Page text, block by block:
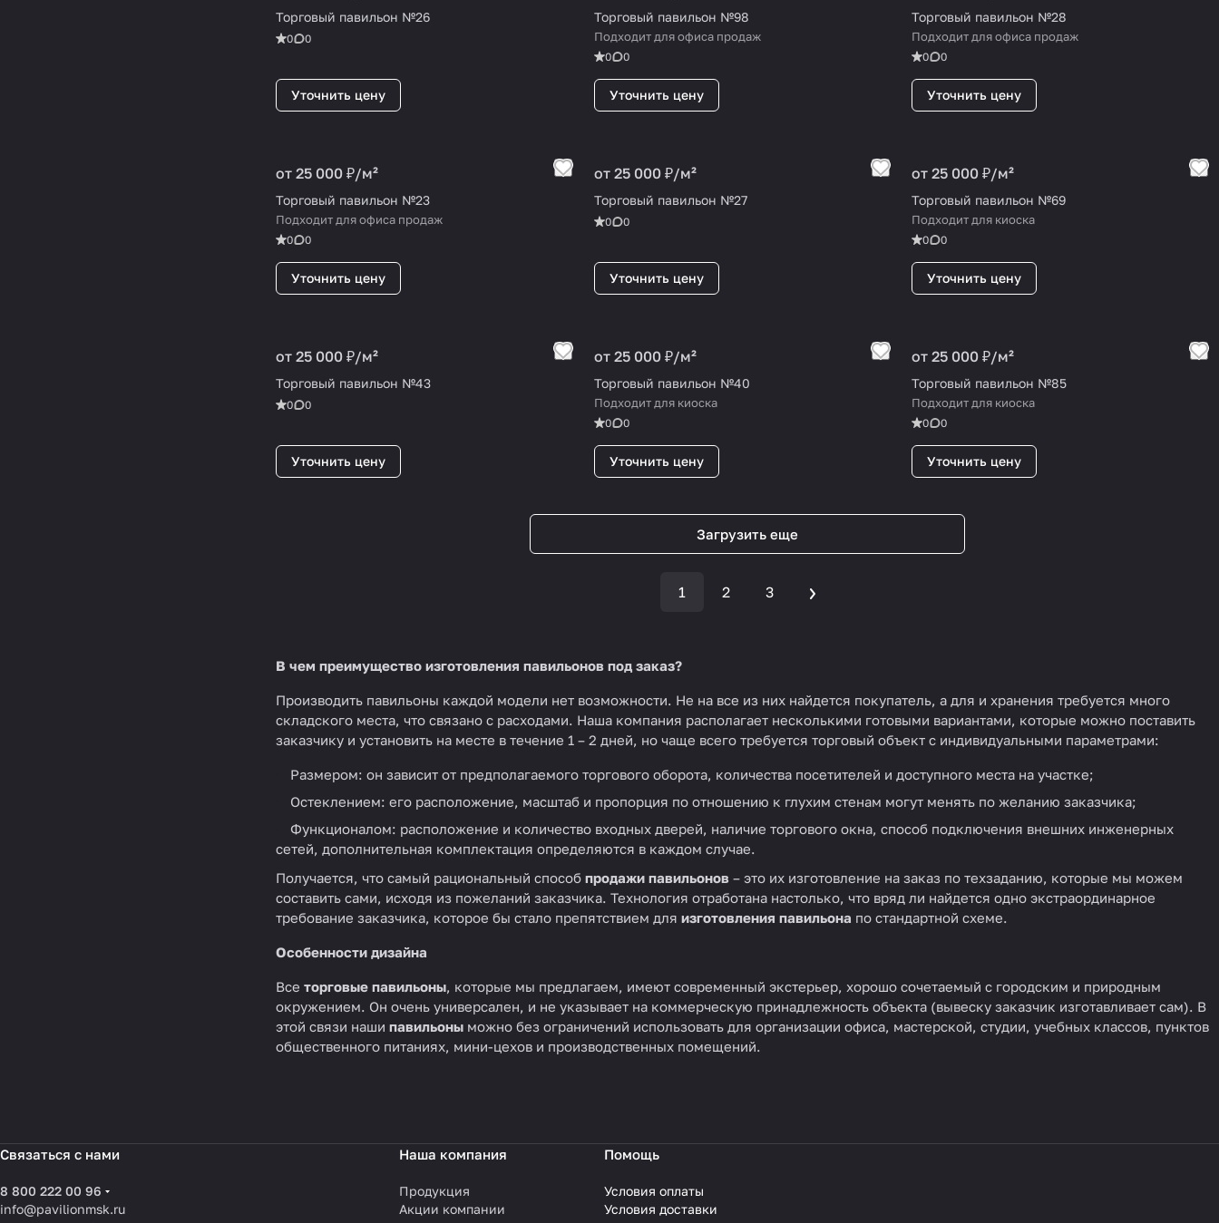
Торговый павильон №26
0 0
Уточнить цену
Торговый павильон №98
Подходит для офиса продаж
0 0
Уточнить цену
Торговый павильон №28
Подходит для офиса продаж
0 0
Уточнить цену
от 25 000 ₽/м²
Торговый павильон №23
Подходит для офиса продаж
0 0
Уточнить цену
от 25 000 ₽/м²
Торговый павильон №27
0 0
Уточнить цену
от 25 000 ₽/м²
Торговый павильон №69
Подходит для киоска
0 0
Уточнить цену
от 25 000 ₽/м²
Торговый павильон №43
0 0
Уточнить цену
от 25 000 ₽/м²
Торговый павильон №40
Подходит для киоска
0 0
Уточнить цену
от 25 000 ₽/м²
Торговый павильон №85
Подходит для киоска
0 0
Уточнить цену
Загрузить еще
1 2 3
В чем преимущество изготовления павильонов под заказ?
Производить павильоны каждой модели нет возможности. Не на все из них найдется покупатель, а для и хранения требуется много
складского места, что связано с расходами. Наша компания располагает несколькими готовыми вариантами, которые можно поставить
заказчику и установить на месте в течение 1 – 2 дней, но чаще всего требуется торговый объект с индивидуальными параметрами:
Размером: он зависит от предполагаемого торгового оборота, количества посетителей и доступного места на участке;
Остеклением: его расположение, масштаб и пропорция по отношению к глухим стенам могут менять по желанию заказчика;
Функционалом: расположение и количество входных дверей, наличие торгового окна, способ подключения внешних инженерных
сетей, дополнительная комплектация определяются в каждом случае.
Получается, что самый рациональный способ продажи павильонов – это их изготовление на заказ по техзаданию, которые мы можем
составить сами, исходя из пожеланий заказчика. Технология отработана настолько, что вряд ли найдется одно экстраординарное
требование заказчика, которое бы стало препятствием для изготовления павильона по стандартной схеме.
Особенности дизайна
Все торговые павильоны, которые мы предлагаем, имеют современный экстерьер, хорошо сочетаемый с городским и природным
окружением. Он очень универсален, и не указывает на коммерческую принадлежность объекта (вывеску заказчик изготавливает сам). В
этой связи наши павильоны можно без ограничений использовать для организации офиса, мастерской, студии, учебных классов, пунктов
общественного питаниях, мини-цехов и производственных помещений.
Связаться с нами
8 800 222 00 96
info@pavilionmsk.ru
Наша компания
Продукция
Акции компании
Помощь
Условия оплаты
Условия доставки